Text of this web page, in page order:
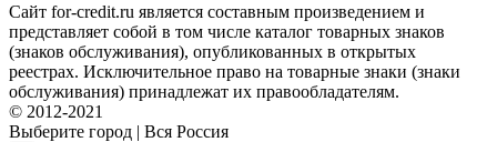
Сайт for-credit.ru является составным произведением и
представляет собой в том числе каталог товарных знаков
(знаков обслуживания), опубликованных в открытых
реестрах. Исключительное право на товарные знаки (знаки
обслуживания) принадлежат их правообладателям.
© 2012-2021
Выберите город | Вся Россия